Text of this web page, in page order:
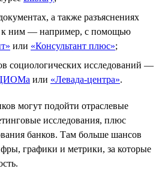
а также разъяснениях
к ним — например, с помощью
или «Консультант плюс»;
социологических исследований —
или «Левада-центра».
могут подойти отраслевые
исследования, плюс
банков. Там больше шансов
графики и метрики, за которые